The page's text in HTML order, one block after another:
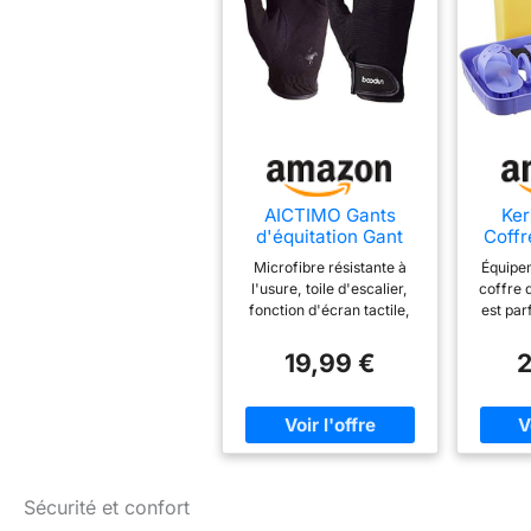
AICTIMO Gants
d'équitation Gant
équestres Respirant
pour Hommes
Femmes Super Doux
et Confortable (Noir,
Microfibre résistante à
l'usure, toile d'escalier,
fonction d'écran tactile,
vous pouvez jouer à un
équipement électronique
enlever vos gants
Respirant et confortable,
améliorant efficacement
19,99 €
coffre
est
des
jeu
aux
Sécurité et confort